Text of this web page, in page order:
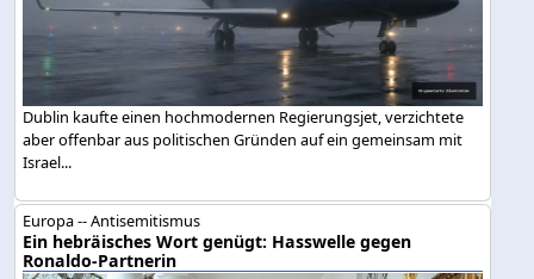
Dublin kaufte einen hochmodernen Regierungsjet, verzichtete
aber offenbar aus politischen Gründen auf ein gemeinsam mit
Israel...
Europa -- Antisemitismus
Ein hebräisches Wort genügt: Hasswelle gegen
Ronaldo-Partnerin